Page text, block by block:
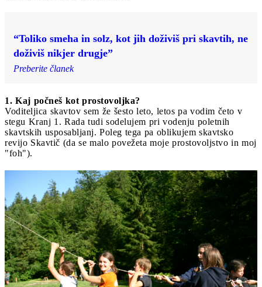
“Toliko smeha in solz, kot jih doživiš pri skavtih, ne
doživiš nikjer drugje”
Preberite članek
1. Kaj počneš kot prostovoljka?
Voditeljica skavtov sem že šesto leto, letos pa vodim četo v
stegu Kranj 1. Rada tudi sodelujem pri vodenju poletnih
skavtskih usposabljanj. Poleg tega pa oblikujem skavtsko
revijo Skavtič (da se malo povežeta moje prostovoljstvo in moj
"foh").